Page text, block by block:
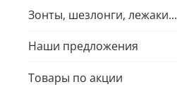
Зонты, шезлонги, лежаки...
Наши предложения
Товары по акции